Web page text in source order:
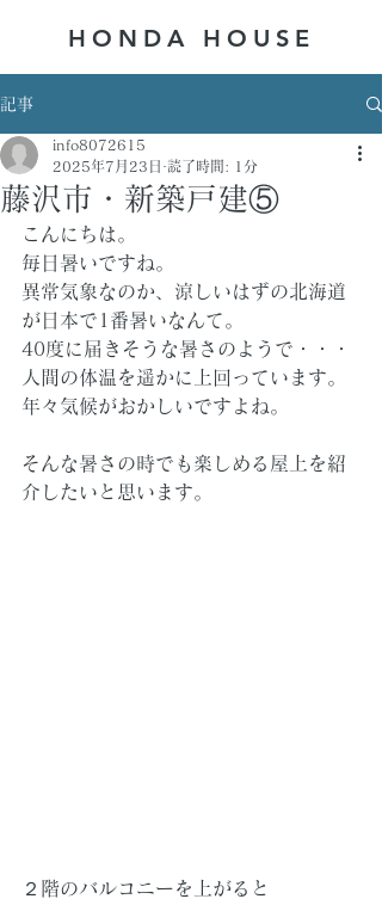
HONDA ​HOUSE
記事
藤沢市・新築戸建⑤
info8072615
2025年7月23日
読了時間: 1分
こんにちは。
毎日暑いですね。
異常気象なのか、涼しいはずの北海道
が日本で1番暑いなんて。
40度に届きそうな暑さのようで・・・
人間の体温を遥かに上回っています。
年々気候がおかしいですよね。
そんな暑さの時でも楽しめる屋上を紹
介したいと思います。
２階のバルコニーを上がると